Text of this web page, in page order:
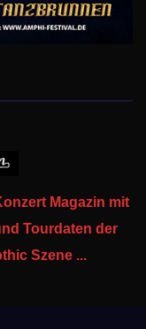
Magazin mit
Tourdaten der
Szene ...